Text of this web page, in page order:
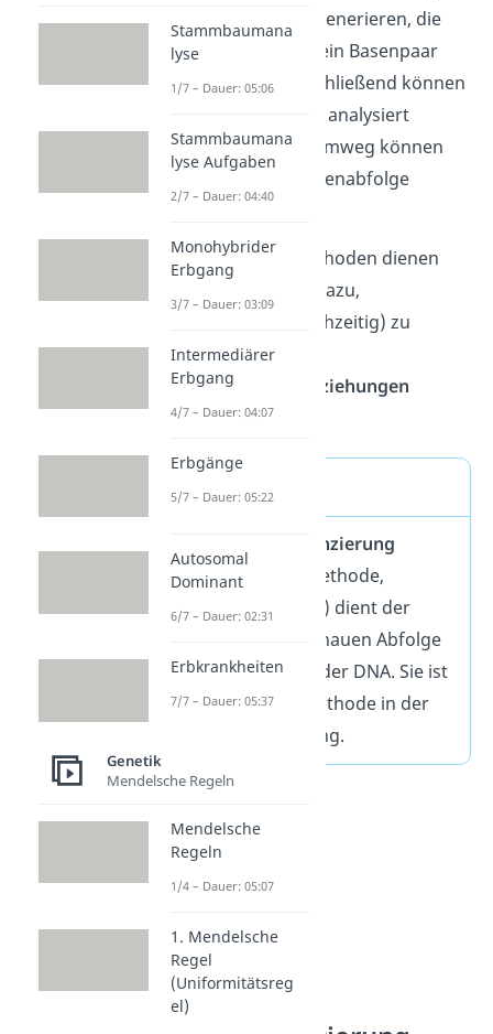
DNA Abschnitte zu generieren, die
sich jeweils um nur ein Basenpaar
unterschieden. Anschließend können
sie ihrer Länge nach analysiert
werden. Über den Umweg können
wir dann auf die Basenabfolge
schließen.
Sequenzierungsmethoden dienen
uns beispielsweise dazu,
(frühzeitig) zu
erkennen oder
Verwandtschaftsbeziehungen
aufzuklären.
Definition
Sanger Sequenzierung
(Kettenabbruchmethode,
Didesoxymethode) dient der
Ermittlung der genauen Abfolge
der Nukleotide in der DNA. Sie ist
eine klassische Methode in der
DNA Sequenzierung.
Stammbaumana
lyse
1/7 – Dauer: 05:06
Stammbaumana
lyse Aufgaben
2/7 – Dauer: 04:40
Monohybrider
Erbgang
3/7 – Dauer: 03:09
Intermediärer
Erbgang
4/7 – Dauer: 04:07
Erbgänge
5/7 – Dauer: 05:22
Autosomal
Dominant
6/7 – Dauer: 02:31
Erbkrankheiten
7/7 – Dauer: 05:37
Genetik
Mendelsche Regeln
Mendelsche
Regeln
1/4 – Dauer: 05:07
1. Mendelsche
Regel
(Uniformitätsreg
el)